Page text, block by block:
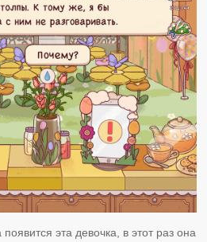
эта девочка, в этот раз она